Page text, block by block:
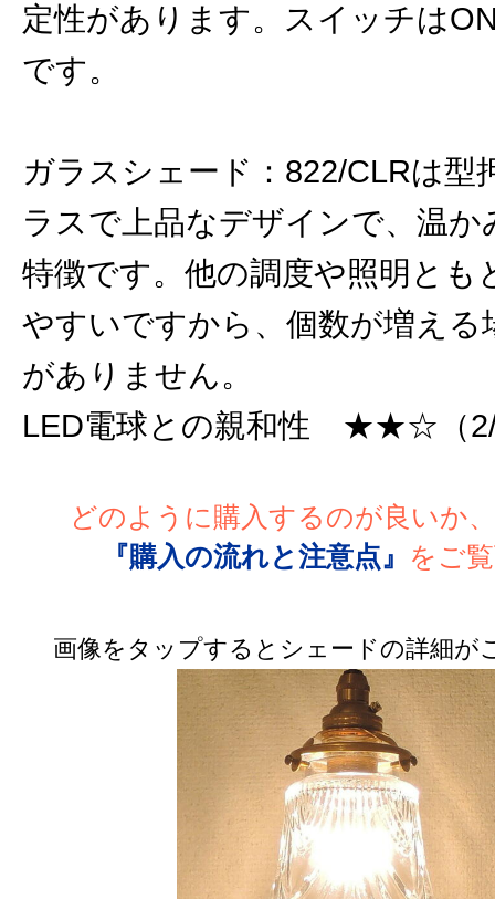
定性があります。スイッチは
です。
ガラスシェード：822/CLRは型
ラスで上品なデザインで、温か
特徴です。他の調度や照明とも
やすいですから、個数が増える
がありません。
LED電球との親和性 ★★☆（
どのように購入するのが良いか
『購入の流れと注意点』
をご
画像をタップするとシェードの詳細が